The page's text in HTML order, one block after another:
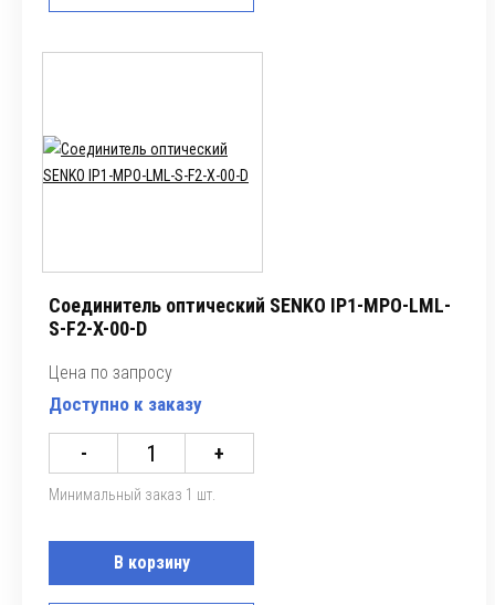
Соединитель оптический SENKO IP1-MPO-LML-
S-F2-X-00-D
Цена по запросу
Доступно к заказу
- +
Минимальный заказ 1 шт.
В корзину